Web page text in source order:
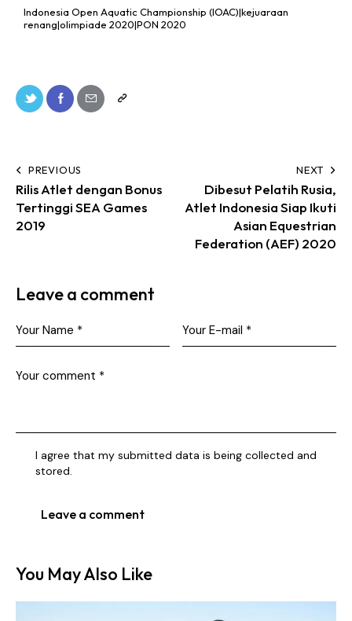
Indonesia Open Aquatic Championship (IOAC)|kejuaraan
renang|olimpiade 2020|PON 2020
PREVIOUS
Rilis Atlet dengan Bonus
Tertinggi SEA Games
2019
NEXT
Dibesut Pelatih Rusia,
Atlet Indonesia Siap Ikuti
Asian Equestrian
Federation (AEF) 2020
Leave a comment
I agree that my submitted data is being collected and
stored.
You May Also Like